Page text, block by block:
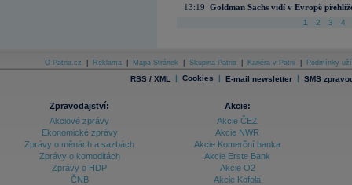
13:19 Goldman Sachs vidí v Evropě
1 2 3 4
O Patria.cz Reklama Mapa Stránek Skupina Patria Kariéra v Patrii Podmínky
RSS / XML | Cookies | E-mail newsletter | SMS
Zpravodajství:
Akciové zprávy
Ekonomické zprávy
Zprávy o měnách a sazbách
Zprávy o komoditách
Zprávy o HDP
ČNB
Akcie:
Akcie ČEZ
Akcie NWR
Akcie Komerční banka
Akcie Erste Bank
Akcie O2
Akcie Kofola